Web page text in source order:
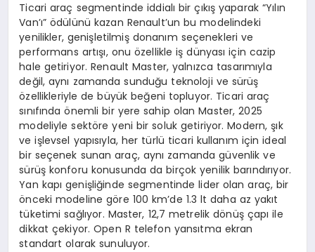
Ticari araç segmentinde iddialı bir çıkış yaparak “Yılın
Van’ı” ödülünü kazan Renault’un bu modelindeki
yenilikler, genişletilmiş donanım seçenekleri ve
performans artışı, onu özellikle iş dünyası için cazip
hale getiriyor. Renault Master, yalnızca tasarımıyla
değil, aynı zamanda sunduğu teknoloji ve sürüş
özellikleriyle de büyük beğeni topluyor. Ticari araç
sınıfında önemli bir yere sahip olan Master, 2025
modeliyle sektöre yeni bir soluk getiriyor. Modern, şık
ve işlevsel yapısıyla, her türlü ticari kullanım için ideal
bir seçenek sunan araç, aynı zamanda güvenlik ve
sürüş konforu konusunda da birçok yenilik barındırıyor.
Yan kapı genişliğinde segmentinde lider olan araç, bir
önceki modeline göre 100 km’de 1.3 lt daha az yakıt
tüketimi sağlıyor. Master, 12,7 metrelik dönüş çapı ile
dikkat çekiyor. Open R telefon yansıtma ekran
standart olarak sunuluyor.